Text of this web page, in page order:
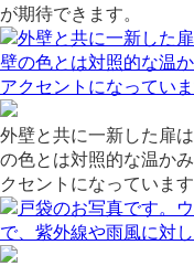
が期待できます。
外壁と共に一新した扉
の色とは対照的な温か
クセントになっています